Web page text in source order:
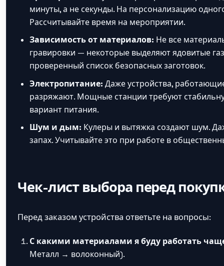
минуты, а не секунды. На персонализацию
Рассчитывайте время на мероприятии.
Зависимость от материалов: Не все
гравировки — некоторые выделяют ядовитые
проверенный список безопасных заготовок.
Электропитание: Даже устройства,
разряжают. Мощные станции требуют
вариант питания.
Шум и дым: Кулеры и вытяжка создают шум.
запах. Учитывайте это при работе в
Чек-лист выбора перед
Перед заказом устройства ответьте на вопросы:
С какими материалами я буду работать
Металл → волоконный).